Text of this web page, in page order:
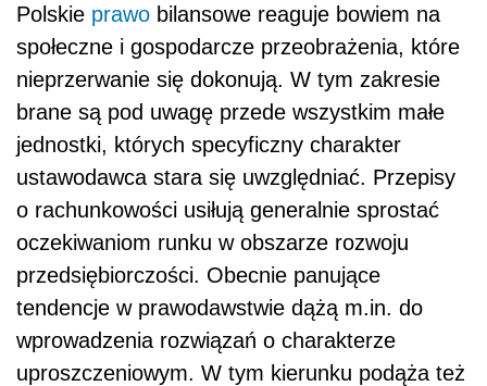
Polskie prawo bilansowe reaguje bowiem na
społeczne i gospodarcze przeobrażenia, które
nieprzerwanie się dokonują. W tym zakresie
brane są pod uwagę przede wszystkim małe
jednostki, których specyficzny charakter
ustawodawca stara się uwzględniać. Przepisy
o rachunkowości usiłują generalnie sprostać
oczekiwaniom runku w obszarze rozwoju
przedsiębiorczości. Obecnie panujące
tendencje w prawodawstwie dążą m.in. do
wprowadzenia rozwiązań o charakterze
uproszczeniowym. W tym kierunku podąża też